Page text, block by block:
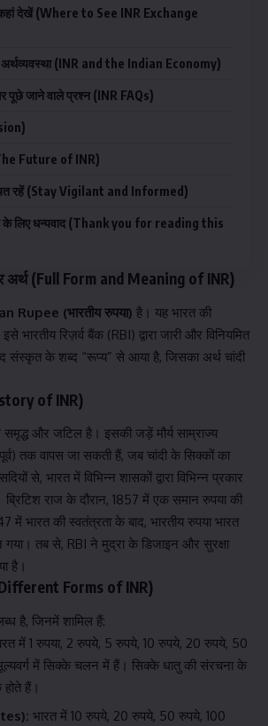
कहां देखें (Where to See INR Exchange
अर्थव्यवस्था (INR and the Indian Economy)
जाने वाले प्रश्न (INR FAQs)
Future of INR)
रहें (Stay Vigilant and Informed)
लिए धन्यवाद (Thank you for reading this
अर्थ (Full Form and Meaning of INR)
Rupee (भारतीय रुपया) है। यह भारत की
भारतीय रिज़र्व बैंक (RBI) द्वारा जारी और विनियमित
संस्कृत के शब्द “रूप्य” से आया है, जिसका अर्थ चांदी
of INR)
समृद्ध और जटिल है। इसकी जड़ें मौर्य साम्राज्य
तक वापस जा सकती हैं, जब चांदी के सिक्कों का
से, भारत में विभिन्न शासकों द्वारा विभिन्न प्रकार
राज के दौरान, 1857 में एक समान रुपया की
भारत की स्वतंत्रता के बाद, भारतीय रुपया भारत
गया। तब से, RBI ने मुद्रा के डिजाइन और सुरक्षा
है।
Forms of INR)
है, जिनमें शामिल हैं:
में 1 रुपया, 2 रुपये, 5 रुपये, 10 रुपये, 20 रुपये, 50
में सिक्के चलन में हैं। सिक्के धातु की संरचना के
हैं।
भारत में 10 रुपये, 20 रुपये, 50 रुपये, 100